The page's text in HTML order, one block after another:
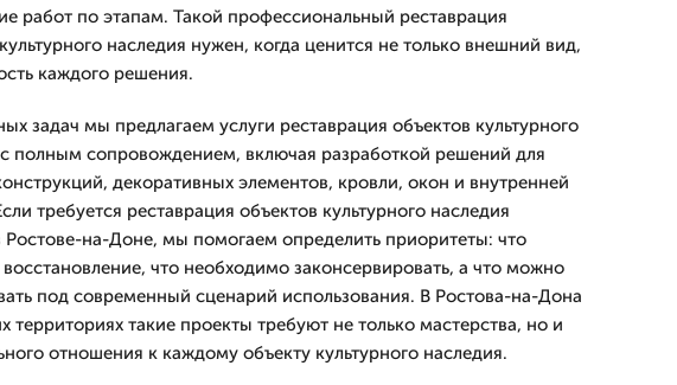
работ по этапам. Такой профессиональный реставрация
наследия нужен, когда ценится не только внешний вид,
каждого решения.
задач мы предлагаем услуги реставрация объектов культурного
полным сопровождением, включая разработкой решений для
декоративных элементов, кровли, окон и внутренней
требуется реставрация объектов культурного наследия
Ростове-на-Доне, мы помогаем определить приоритеты: что
что необходимо законсервировать, а что можно
под современный сценарий использования. В Ростова-на-Дона
территориях такие проекты требуют не только мастерства, но и
отношения к каждому объекту культурного наследия.